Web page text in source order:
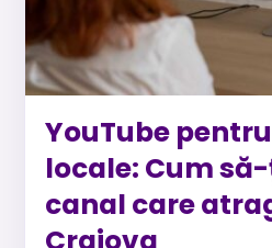
YouTube
locale: Cum
canal care